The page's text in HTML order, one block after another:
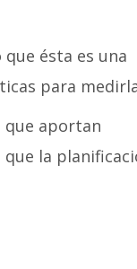
ésta es una
para
que aportan
la